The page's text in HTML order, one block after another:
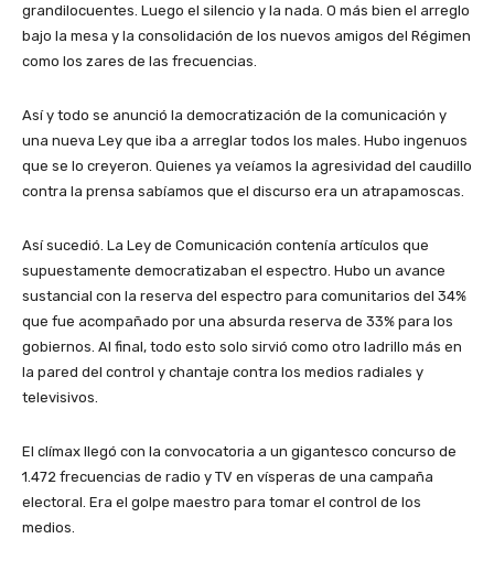
grandilocuentes. Luego el silencio y la nada. O más bien el arreglo
bajo la mesa y la consolidación de los nuevos amigos del Régimen
como los zares de las frecuencias.
Así y todo se anunció la democratización de la comunicación y
una nueva Ley que iba a arreglar todos los males. Hubo ingenuos
que se lo creyeron. Quienes ya veíamos la agresividad del caudillo
contra la prensa sabíamos que el discurso era un atrapamoscas.
Así sucedió. La Ley de Comunicación contenía artículos que
supuestamente democratizaban el espectro. Hubo un avance
sustancial con la reserva del espectro para comunitarios del 34%
que fue acompañado por una absurda reserva de 33% para los
gobiernos. Al final, todo esto solo sirvió como otro ladrillo más en
la pared del control y chantaje contra los medios radiales y
televisivos.
El clímax llegó con la convocatoria a un gigantesco concurso de
1.472 frecuencias de radio y TV en vísperas de una campaña
electoral. Era el golpe maestro para tomar el control de los
medios.